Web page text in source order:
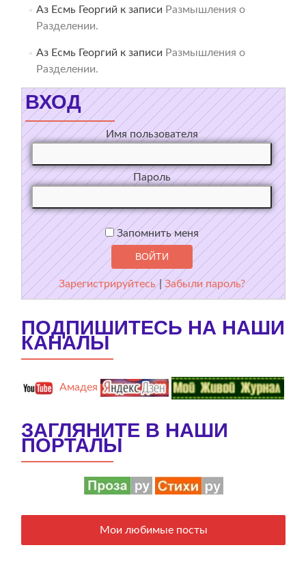
Аз Есмь Георгий к записи Размышления о
Разделении.
Аз Есмь Георгий к записи Размышления о
Разделении.
ВХОД
Имя пользователя
Пароль
Запомнить меня
Зарегистрируйтесь |Забыли пароль?
ПОДПИШИТЕСЬ НА НАШИ
КАНАЛЫ
Амадея
ЗАГЛЯНИТЕ В НАШИ
ПОРТАЛЫ
Мои любимые посты